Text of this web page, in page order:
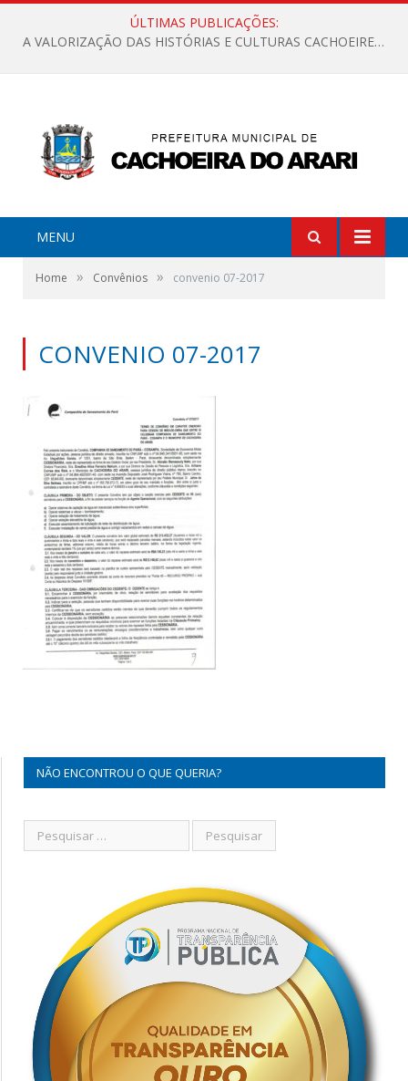
ÚLTIMAS PUBLICAÇÕES:
A VALORIZAÇÃO DAS HISTÓRIAS E CULTURAS CACHOEIRENSES
MENU
Home » Convênios » convenio 07-2017
CONVENIO 07-2017
NÃO ENCONTROU O QUE QUERIA?